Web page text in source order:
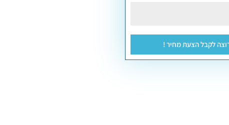
לקבל הצעת מחיר !